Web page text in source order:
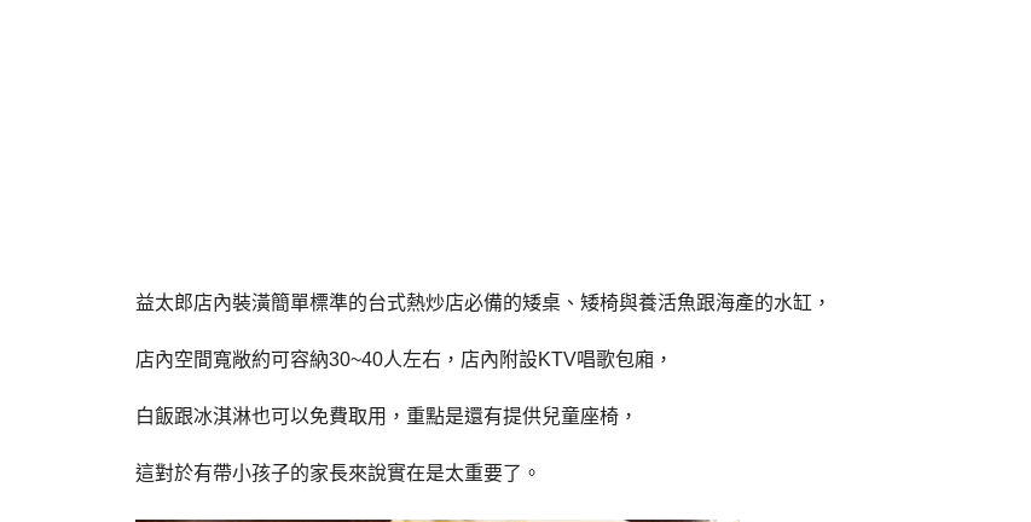
益太郎店內裝潢簡單標準的台式熱炒店必備的矮桌、矮椅與養活魚跟海產的水缸，
店內空間寬敞約可容納30~40人左右，店內附設KTV唱歌包廂，
白飯跟冰淇淋也可以免費取用，重點是還有提供兒童座椅，
這對於有帶小孩子的家長來說實在是太重要了。